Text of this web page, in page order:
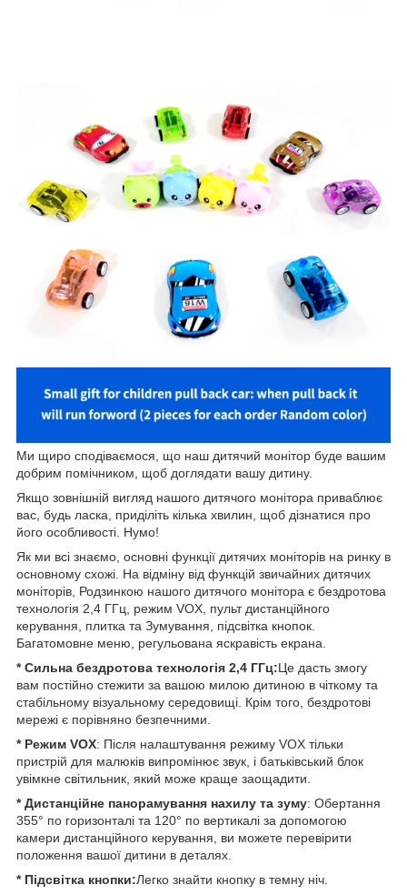
Ми щиро сподіваємося, що наш дитячий монітор буде вашим
добрим помічником, щоб доглядати вашу дитину.
Якщо зовнішній вигляд нашого дитячого монітора приваблює
вас, будь ласка, приділіть кілька хвилин, щоб дізнатися про
його особливості. Нумо!
Як ми всі знаємо, основні функції дитячих моніторів на ринку в
основному схожі. На відміну від функцій звичайних дитячих
моніторів, Родзинкою нашого дитячого монітора є бездротова
технологія 2,4 ГГц, режим VOX, пульт дистанційного
керування, плитка та Зумування, підсвітка кнопок.
Багатомовне меню, регульована яскравість екрана.
* Сильна бездротова технологія 2,4 ГГц:Це дасть змогу
вам постійно стежити за вашою милою дитиною в чіткому та
стабільному візуальному середовищі. Крім того, бездротові
мережі є порівняно безпечними.
* Режим VOX: Після налаштування режиму VOX тільки
пристрій для малюків випромінює звук, і батьківський блок
увімкне світильник, який може краще заощадити.
* Дистанційне панорамування нахилу та зуму: Обертання
355° по горизонталі та 120° по вертикалі за допомогою
камери дистанційного керування, ви можете перевірити
положення вашої дитини в деталях.
* Підсвітка кнопки:Легко знайти кнопку в темну ніч.